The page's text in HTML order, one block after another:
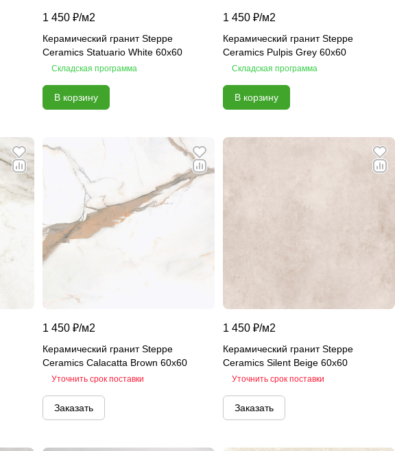
1 450 ₽/м2
Керамический гранит Steppe
Ceramics Statuario White 60х60
Складская программа
В корзину
1 450 ₽/м2
Керамический гранит Steppe
Ceramics Pulpis Grey 60х60
Складская программа
В корзину
1 450 ₽/м2
Керамический гранит Steppe
Ceramics Calacatta Brown 60х60
Уточнить срок поставки
Заказать
1 450 ₽/м2
Керамический гранит Steppe
Ceramics Silent Beige 60х60
Уточнить срок поставки
Заказать